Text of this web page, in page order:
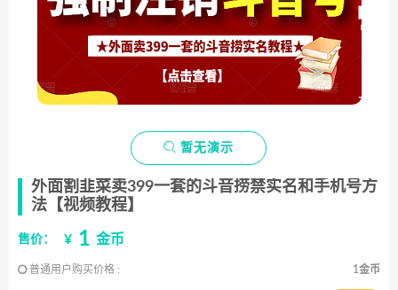
 暂无演示
外面割韭菜卖399一套的斗音捞禁实名和手机号方
法【视频教程】
售价： ¥ 1 金币
普通用户购买价格 : 1金币